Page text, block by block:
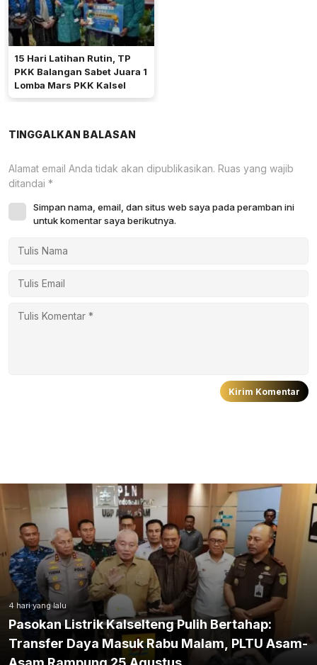
15 Hari Latihan Rutin, TP
PKK Balangan Sabet Juara 1
Lomba Mars PKK Kalsel
TINGGALKAN BALASAN
Alamat email Anda tidak akan dipublikasikan. Ruas yang wajib
ditandai *
Simpan nama, email, dan situs web saya pada peramban ini
untuk komentar saya berikutnya.
4 hari yang lalu
Pasokan Listrik Kalselteng Pulih Bertahap:
Transfer Daya Masuk Rabu Malam, PLTU Asam-